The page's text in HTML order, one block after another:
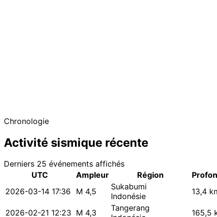
Chronologie
Activité sismique récente
Derniers 25 événements affichés
UTC
Ampleur Région
2026-03-14 17:36
M 4,5
Sukabumi
Indonésie
13,4
2026-02-21 12:23 M 4,3
Tangerang
165,5